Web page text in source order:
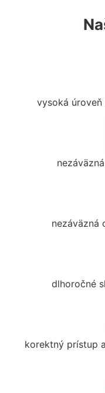
vysoká
nezáväzná
dlhoročné
korektný prístup